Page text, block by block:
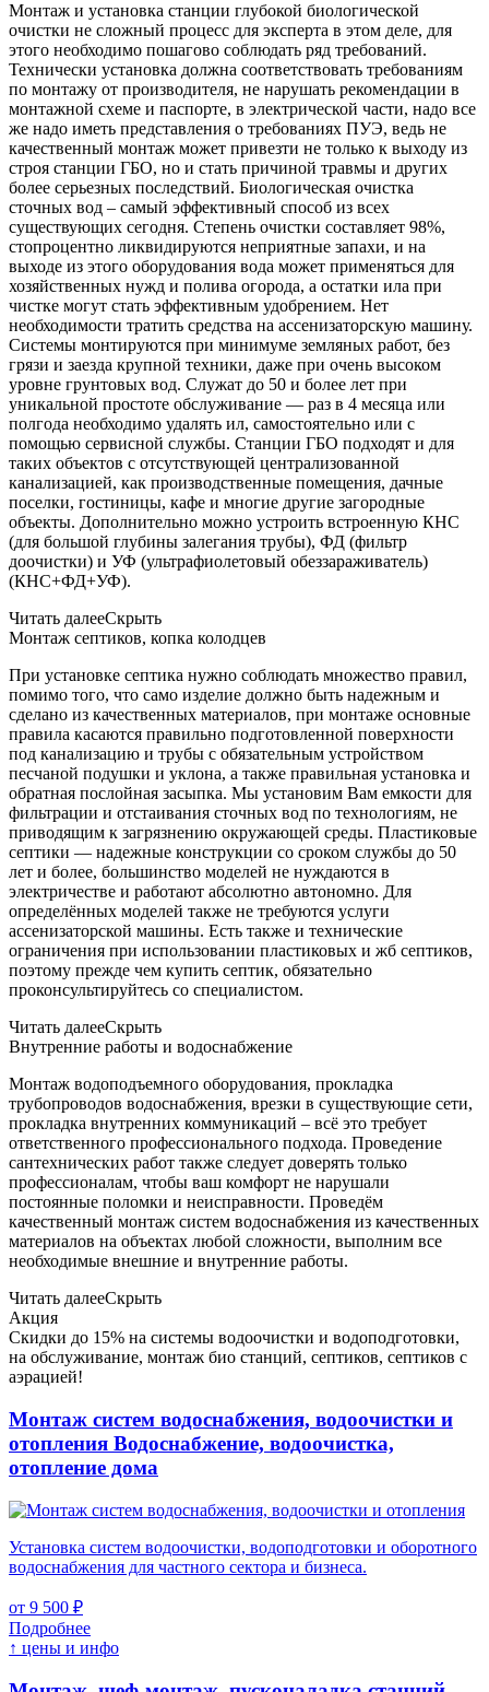
Монтаж и установка станции глубокой биологической
очистки не сложный процесс для эксперта в этом деле, для
этого необходимо пошагово соблюдать ряд требований.
Технически установка должна соответствовать требованиям
по монтажу от производителя, не нарушать рекомендации в
монтажной схеме и паспорте, в электрической части, надо все
же надо иметь представления о требованиях ПУЭ, ведь не
качественный монтаж может привезти не только к выходу из
строя станции ГБО, но и стать причиной травмы и других
более серьезных последствий. Биологическая очистка
сточных вод – самый эффективный способ из всех
существующих сегодня. Степень очистки составляет 98%,
стопроцентно ликвидируются неприятные запахи, и на
выходе из этого оборудования вода может применяться для
хозяйственных нужд и полива огорода, а остатки ила при
чистке могут стать эффективным удобрением. Нет
необходимости тратить средства на ассенизаторскую машину.
Системы монтируются при минимуме земляных работ, без
грязи и заезда крупной техники, даже при очень высоком
уровне грунтовых вод. Служат до 50 и более лет при
уникальной простоте обслуживание — раз в 4 месяца или
полгода необходимо удалять ил, самостоятельно или с
помощью сервисной службы. Станции ГБО подходят и для
таких объектов с отсутствующей централизованной
канализацией, как производственные помещения, дачные
поселки, гостиницы, кафе и многие другие загородные
объекты. Дополнительно можно устроить встроенную КНС
(для большой глубины залегания трубы), ФД (фильтр
доочистки) и УФ (ультрафиолетовый обеззараживатель)
(КНС+ФД+УФ).
Читать далееСкрыть
Монтаж септиков, копка колодцев
При установке септика нужно соблюдать множество правил,
помимо того, что само изделие должно быть надежным и
сделано из качественных материалов, при монтаже основные
правила касаются правильно подготовленной поверхности
под канализацию и трубы с обязательным устройством
песчаной подушки и уклона, а также правильная установка и
обратная послойная засыпка. Мы установим Вам емкости для
фильтрации и отстаивания сточных вод по технологиям, не
приводящим к загрязнению окружающей среды. Пластиковые
септики — надежные конструкции со сроком службы до 50
лет и более, большинство моделей не нуждаются в
электричестве и работают абсолютно автономно. Для
определённых моделей также не требуются услуги
ассенизаторской машины. Есть также и технические
ограничения при использовании пластиковых и жб септиков,
поэтому прежде чем купить септик, обязательно
проконсультируйтесь со специалистом.
Читать далееСкрыть
Внутренние работы и водоснабжение
Монтаж водоподъемного оборудования, прокладка
трубопроводов водоснабжения, врезки в существующие сети,
прокладка внутренних коммуникаций – всё это требует
ответственного профессионального подхода. Проведение
сантехнических работ также следует доверять только
профессионалам, чтобы ваш комфорт не нарушали
постоянные поломки и неисправности. Проведём
качественный монтаж систем водоснабжения из качественных
материалов на объектах любой сложности, выполним все
необходимые внешние и внутренние работы.
Читать далееСкрыть
Акция
Скидки до 15% на системы водоочистки и водоподготовки,
на обслуживание, монтаж био станций, септиков, септиков с
аэрацией!
Монтаж систем водоснабжения, водоочистки и
отопления Водоснабжение, водоочистка,
отопление дома
Установка систем водоочистки, водоподготовки и оборотного
водоснабжения для частного сектора и бизнеса.
от 9 500 ₽
Подробнее
↑ цены и инфо